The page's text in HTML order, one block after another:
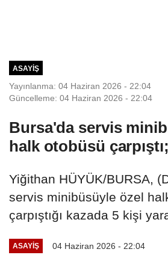
ASAYIŞ
Yayınlanma: 04 Haziran 2026 - 22:04
Güncelleme: 04 Haziran 2026 - 22:04
Bursa'da servis
halk otobüsü
Yiğithan HÜYÜK/BURSA,
servis minibüsüyle özel
çarpıştığı kazada 5 kişi
ASAYIŞ 04 Haziran 2026 - 22:04